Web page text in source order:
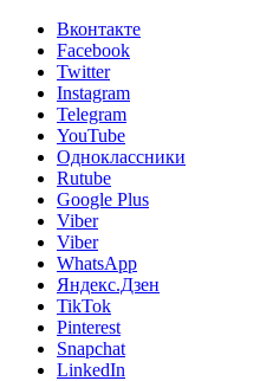
Вконтакте
Facebook
Twitter
Instagram
Telegram
YouTube
Одноклассники
Rutube
Google Plus
Viber
Viber
WhatsApp
Яндекс.Дзен
TikTok
Pinterest
Snapchat
LinkedIn